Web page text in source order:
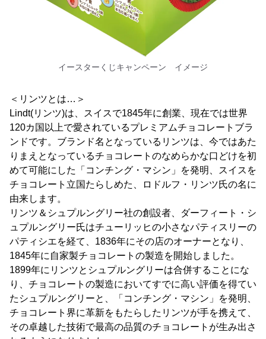
イースターくじキャンペーン イメージ
＜リンツとは…＞
Lindt(リンツ)は、スイスで1845年に創業、現在では世界
120カ国以上で愛されているプレミアムチョコレートブラ
ンドです。ブランド名となっているリンツは、今ではあた
りまえとなっているチョコレートのなめらかな口どけを初
めて可能にした「コンチング・マシン」を発明、スイスを
チョコレート立国たらしめた、ロドルフ・リンツ氏の名に
由来します。
リンツ＆シュプルングリー社の創設者、ダーフィート・シ
ュプルングリー氏はチューリッヒの小さなパティスリーの
パティシエを経て、1836年にその店のオーナーとなり、
1845年に自家製チョコレートの製造を開始しました。
1899年にリンツとシュプルングリーは合併することにな
り、チョコレートの製造においてすでに高い評価を得てい
たシュプルングリーと、「コンチング・マシン」を発明、
チョコレート界に革新をもたらしたリンツが手を携えて、
その卓越した技術で最高の品質のチョコレートが生み出さ